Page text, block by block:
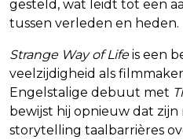
gesteld, wat leidt tot een
tussen verleden en heden.
Strange Way of Lifeis een
veelzijdigheid als
Engelstalige debuut met
bewijst hij opnieuw dat zijn
storytelling taalbarrières